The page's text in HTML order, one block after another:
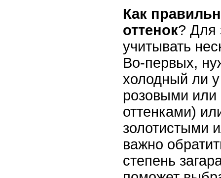
Как
оттенок? Для
учитывать
Во-первых,
холодный ли
розовыми или
оттенками)
золотистыми
важно
степень